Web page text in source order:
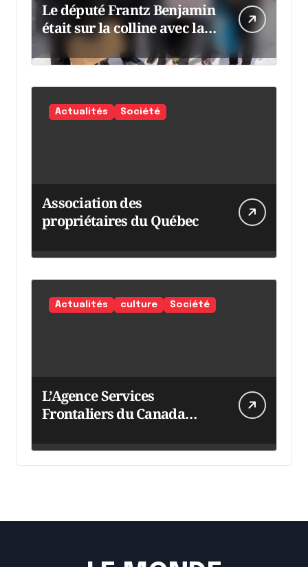
Le député Frantz Benjamin
était sur la colline avec la
chaumine
Actualités Société
Association des
propriétaires du Québec
Actualités culture Société
L’Agence Services
Frontaliers du Canada